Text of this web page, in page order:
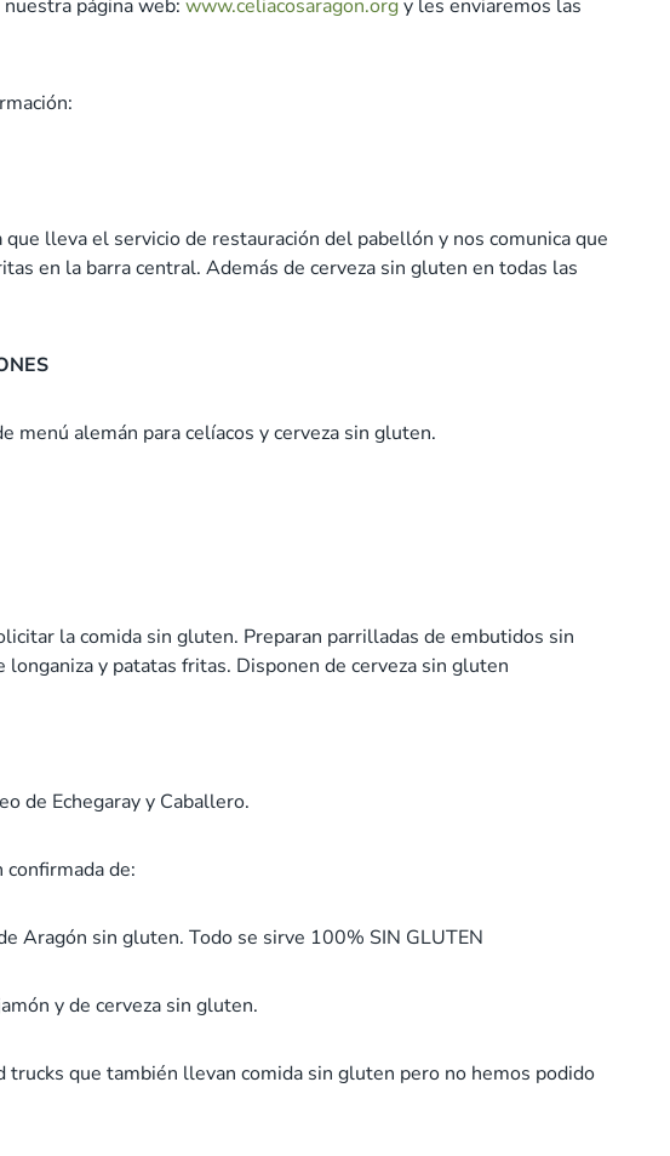
página web: www.celiacosaragon.orgy les enviaremos las
lleva el servicio de restauración del pabellón y nos comunica que
en la barra central. Además de cerveza sin gluten en todas las
menú alemán para celíacos y cerveza sin gluten.
la comida sin gluten. Preparan parrilladas de embutidos sin
y patatas fritas. Disponen de cerveza sin gluten
de Echegaray y Caballero.
de:
Aragón sin gluten. Todo se sirve 100% SIN GLUTEN
y de cerveza sin gluten.
trucks que también llevan comida sin gluten pero no hemos podido